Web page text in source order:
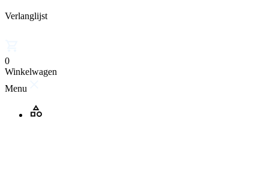
Verlanglijst
0
Winkelwagen
Menu